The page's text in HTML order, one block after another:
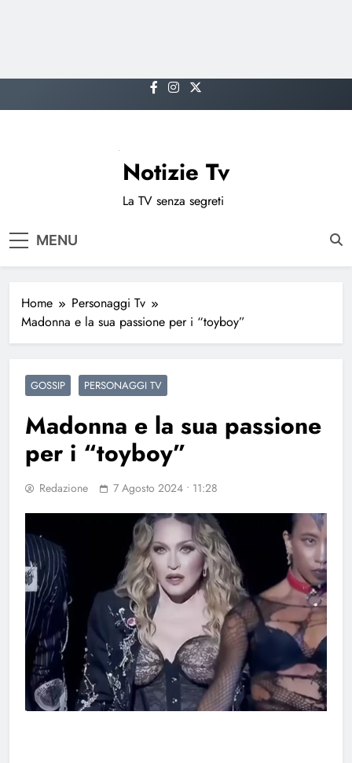
to
Notizie Tv
La TV senza segreti
MENU
Home
Personaggi Tv
Madonna e la sua passione per i “toyboy”
GOSSIP PERSONAGGI TV
Madonna e la sua passione
per i “toyboy”
Redazione 7 Agosto 2024 • 11:28